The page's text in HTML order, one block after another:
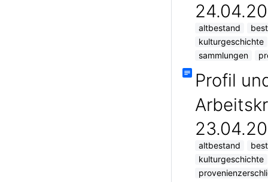
altbestand
kulturgeschichte
sammlungen
Profil
altbestand
kulturgeschichte